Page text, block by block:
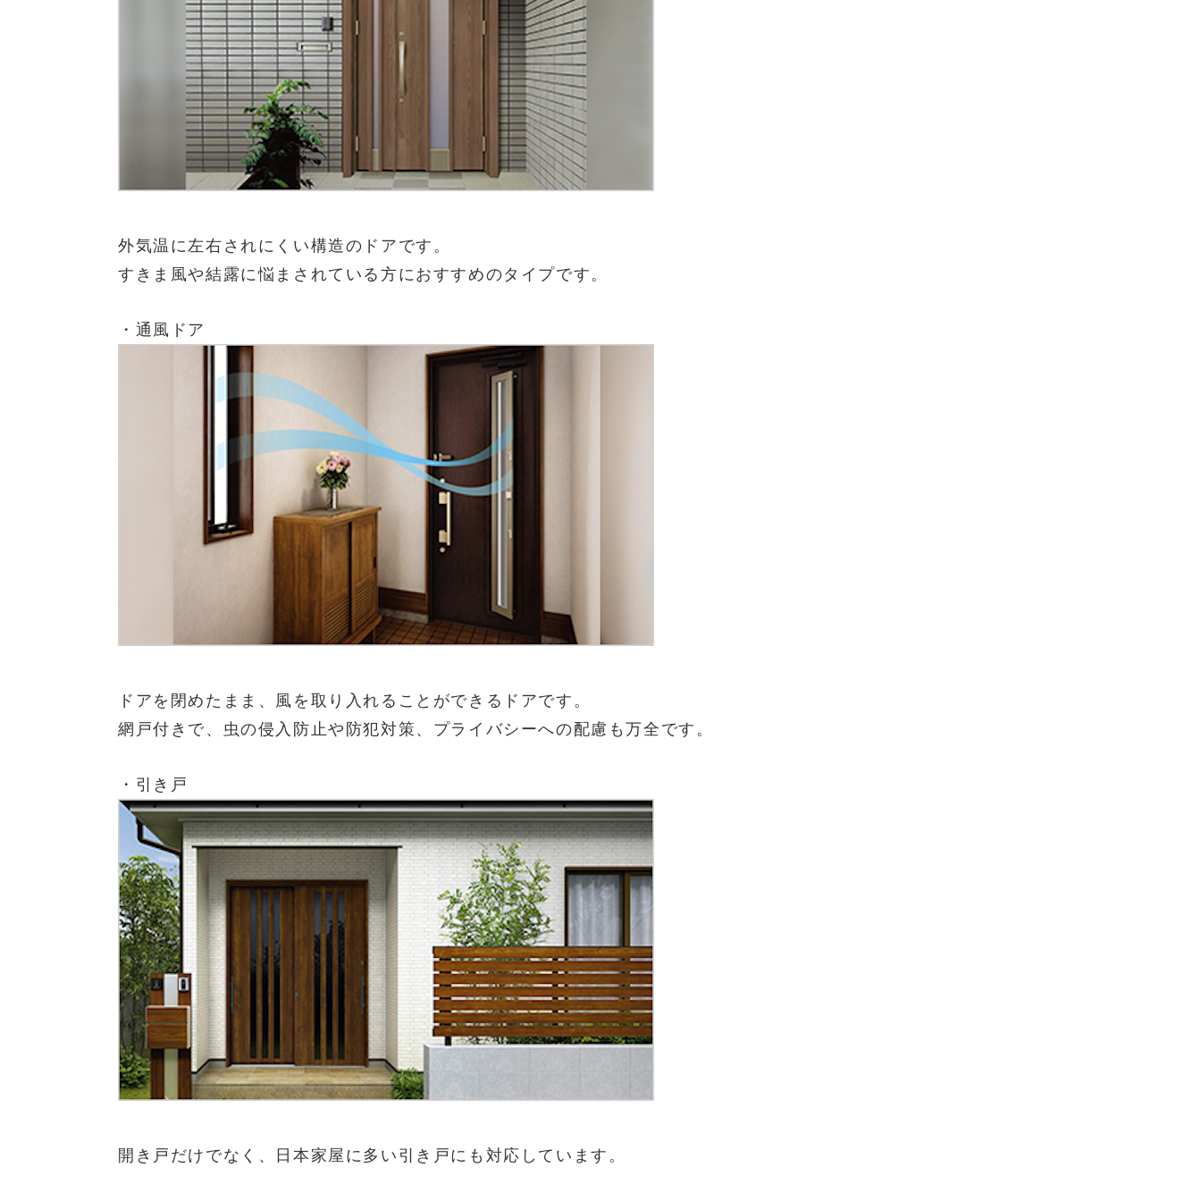
外気温に左右されにくい構造のドアです。
すきま風や結露に悩まされている方におすすめのタイプです。
・通風ドア
ドアを閉めたまま、風を取り入れることができるドアです。
網戸付きで、虫の侵入防止や防犯対策、プライバシーへの配慮も万全です。
・引き戸
開き戸だけでなく、日本家屋に多い引き戸にも対応しています。